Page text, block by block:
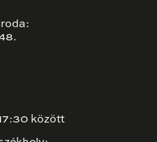
között